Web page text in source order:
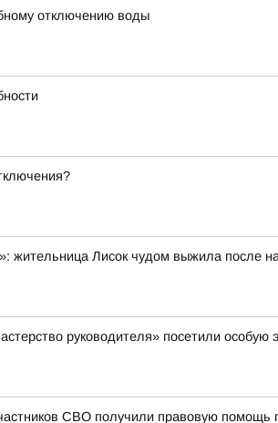
отключению воды
жительница Лисок чудом выжила после
руководителя» посетили
СВО получили правовую